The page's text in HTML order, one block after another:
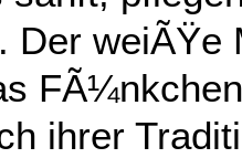
Der weiÃŸe
ihrer